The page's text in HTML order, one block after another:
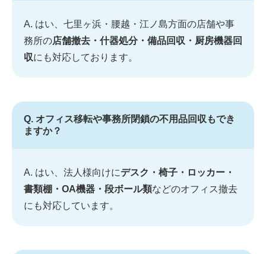
A. はい、七里ヶ浜・腰越・江ノ島方面の店舗や事
務所の店舗撤去・什器処分・備品回収・厨房機器回
収にも対応しております。
Q. オフィス移転や事務所閉鎖の不用品回収もでき
ますか？
A. はい、法人様向けにデスク・椅子・ロッカー・
書類棚・OA機器・段ボール類などのオフィス撤去
にも対応しています。